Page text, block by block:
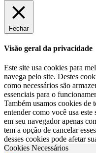
Fechar
Visão geral da privacidade
Este site usa cookies para
navega pelo site. Destes
como necessários são
essenciais para o
Também usamos cookies de
entender como você usa este
em seu navegador apenas
tem a opção de cancelar
desses cookies pode afetar
Cookies Necessários